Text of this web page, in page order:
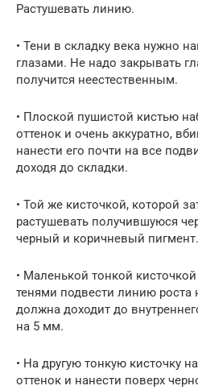
Растушевать линию.
• Тени в складку века нужно
глазами. Не надо закрывать
получится неестественным.
• Плоской пушистой кистью
оттенок и очень аккуратно,
нанести его почти на все
доходя до складки.
• Той же кисточкой, которой
растушевать получившуюся
черный и коричневый пигмент.
• Маленькой тонкой
тенями подвести линию
должна доходит до
на 5 мм.
• На другую тонкую кисточку
оттенок и нанести поверх